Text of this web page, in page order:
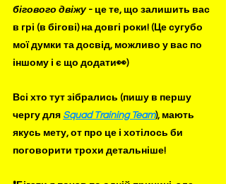
бігового двіжу - це те, що залишить вас
в грі (в бігові) на довгі роки! (Це сугубо
мої думки та досвід, можливо у вас по
іншому і є що додати👀)
Всі хто тут зібрались (пишу в першу
чергу для Squad Training Team), мають
якусь мету, от про це і хотілось би
поговорити трохи детальніше!